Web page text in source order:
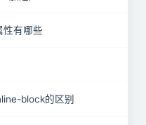
性有哪些
block的区别